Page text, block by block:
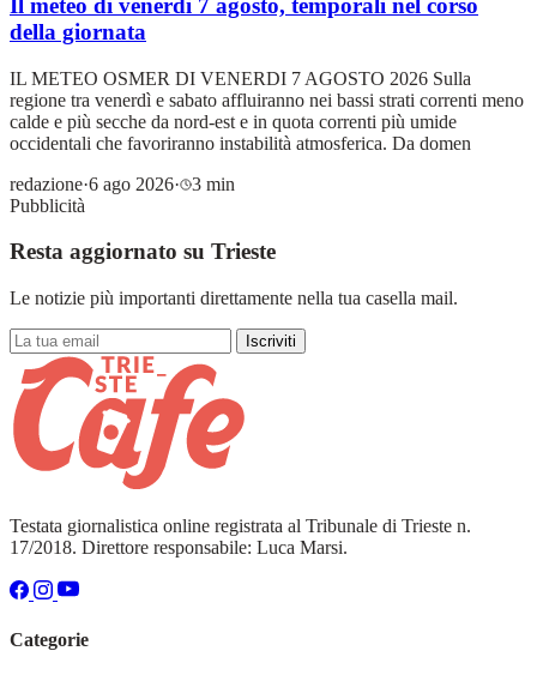
Il meteo di venerdì 7 agosto, temporali nel corso
della giornata
IL METEO OSMER DI VENERDI 7 AGOSTO 2026 Sulla
regione tra venerdì e sabato affluiranno nei bassi strati correnti meno
calde e più secche da nord-est e in quota correnti più umide
occidentali che favoriranno instabilità atmosferica. Da domen
redazione·6 ago 2026·
3 min
Pubblicità
Resta aggiornato su Trieste
Le notizie più importanti direttamente nella tua casella mail.
Iscriviti
Testata giornalistica online registrata al Tribunale di Trieste n.
17/2018. Direttore responsabile: Luca Marsi.
Categorie